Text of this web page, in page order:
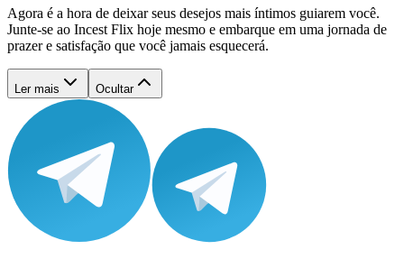
Agora é a hora de deixar seus desejos mais íntimos guiarem você.
Junte-se ao Incest Flix hoje mesmo e embarque em uma jornada de
prazer e satisfação que você jamais esquecerá.
Ler mais Ocultar